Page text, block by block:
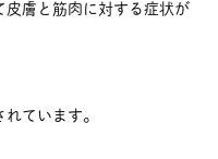
膚と筋肉に対する症状が
ています。